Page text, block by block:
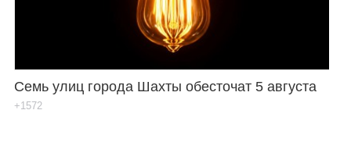
Семь улиц города Шахты обесточат 5 августа
+1572